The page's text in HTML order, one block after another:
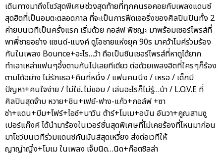
เดินทางมาถึงโชว์สุดพิเศษช่วงสุดท้ายที่ทุกคนรอคอยกับเพลงแดนซ์
สุดฮิตที่เป็นอมตะตลอดกาล ที่จะเป็นการฟีดเจอริ่งของศิลปินปินทั้ง 2
ค่ายบนเวทีเป็นครั้งแรก เริ่มด้วย กอล์ฟ พิชญะ มาพร้อมเซอร์ไพรส์ที่
พาพี่ชายอย่าง แซนด์-แบงค์ ดูโอชายแห่งยุค 90s มาคว้าไมค์ร่วมร้อง
กันในเพลง Bounce+อะไร…ว้า ถือเป็นซีนเซอร์ไพรส์ที่หาดูได้ยาก
ทำเอาเหล่าแฟนๆอึ้งตามกันไปเลยทีเดียว ต่อด้วยเพลงฮิตที่ใครๆก็ร้อง
ตามได้อย่าง ไม่รักเธอ+คืนที่หนึ่ง / แฟนคนนึง / เหรอ / เด็กมี
ปัญหา+คนใจง่าย / ไม่ใช่..ไม่ชอบ / เล่นอะไรก็ไม่รู้…บ้า / L.O.V.E ที่
ศิลปินสุดจ๊าบ หวาย+ชิน+เฟย์-ฟาง-แก้ว+กอล์ฟ +ซา
ซ่า+แดน+บีม+โฟร์+ไอซ์+นาวิน ต้าร์+โมเม+อนัน อันวา+คูณสามซู
เปอร์แก๊งค์ ได้นำมาร้องในเวอร์ชั่นสุดพิเศษที่ไม่เคยร้องที่ไหนมาก่อน
มาโชว์บนเวทีร่วมแดนซ์กันมันส์สุดเหวี่ยง ส่งต่อเวทีให้
ญาญ่าญิ๋ง+โมเม ในเพลง เจ็บนิด…นิด+ก๊อตซิลล่า